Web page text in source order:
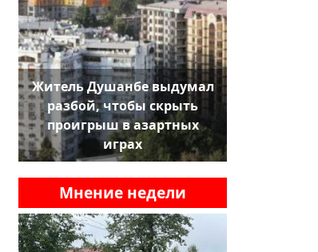
Житель Душанбе выдумал
разбой, чтобы скрыть
проигрыш в азартных
играх
Мнение недели